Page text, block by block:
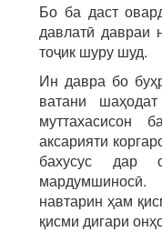
Бо ба даст
давлатӣ давраи
тоҷик шуру шуд.
Ин давра бо
ватани
муттахасисон
аксарияти
бахусус дар
навтарин ҳам
қисми дигари